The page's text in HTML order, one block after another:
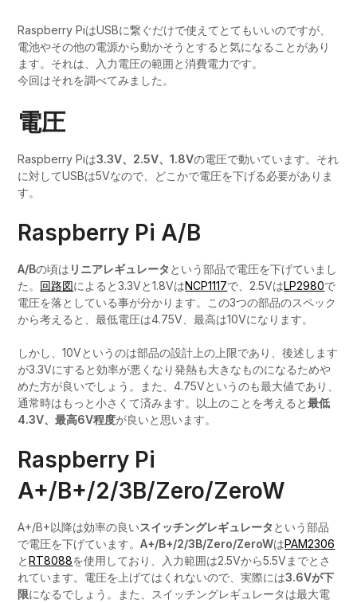
Raspberry PiはUSBに繋ぐだけで使えてとてもいいのですが、
電池やその他の電源から動かそうとすると気になることがあり
ます。それは、入力電圧の範囲と消費電力です。
今回はそれを調べてみました。
電圧
Raspberry Piは3.3V、2.5V、1.8Vの電圧で動いています。それ
に対してUSBは5Vなので、どこかで電圧を下げる必要がありま
す。
Raspberry Pi A/B
A/Bの頃は リニアレギュレータ という部品で電圧を下げていまし
た。 回路図によると3.3Vと1.8VはNCP1117で、2.5VはLP2980で
電圧を落としている事が分かります。この3つの部品のスペック
から考えると、最低電圧は4.75V、最高は10Vになります。
しかし、10Vというのは部品の設計上の上限であり、後述します
が3.3Vにすると効率が悪くなり発熱も大きなものになるためや
めた方が良いでしょう。また、4.75Vというのも最大値であり、
通常時はもっと小さくて済みます。以上のことを考えると最低
4.3V、最高6V程度が良いと思います。
Raspberry Pi
A+/B+/2/3B/Zero/ZeroW
A+/B+以降は効率の良いスイッチングレギュレータ という部品
で電圧を下げています。A+/B+/2/3B/Zero/ZeroWはPAM2306
とRT8088を使用しており、入力範囲は2.5Vから5.5Vまでとさ
れています。電圧を上げてはくれないので、実際には3.6Vが下
限になるでしょう。また、スイッチングレギュレータは最大電